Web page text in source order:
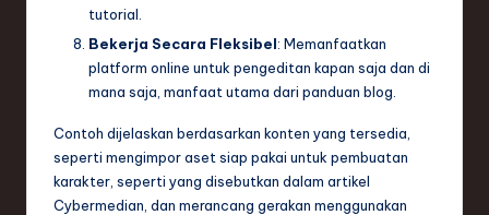
tutorial.
Bekerja Secara Fleksibel: Memanfaatkan
platform online untuk pengeditan kapan saja dan di
mana saja, manfaat utama dari panduan blog.
Contoh dijelaskan berdasarkan konten yang tersedia,
seperti mengimpor aset siap pakai untuk pembuatan
karakter, seperti yang disebutkan dalam artikel
Cybermedian, dan merancang gerakan menggunakan